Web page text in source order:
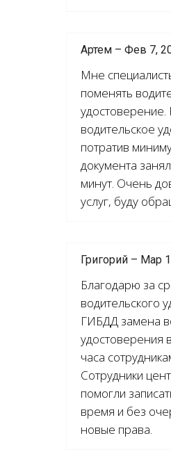
Артем – Фев 7,
Мне
поменять
водительское
потратив
документа
минут. Очень
услуг, буду
Григорий – Мар
Благодарю за
водительского
ГИБДД замена
удостоверения
часа
Сотрудники
помогли
время и без
новые права.